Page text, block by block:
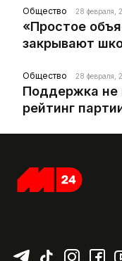
Общество 28 февраля,
«Простое
закрывают
Общество 28 февраля,
Поддержка не
рейтинг